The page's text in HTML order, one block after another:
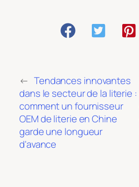
← Tendances innovantes
dans le secteur de la literie :
comment un fournisseur
OEM de literie en Chine
garde une longueur
d'avance